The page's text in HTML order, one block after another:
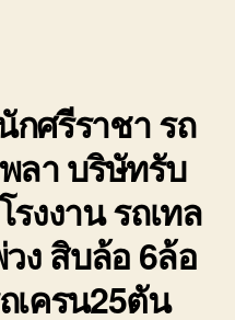
บรร
หนัก
กศรีราชา รถ
ลา บริษัทรับ
งงาน รถเทล
ง สิบล้อ 6ล้อ
เครน25ตัน